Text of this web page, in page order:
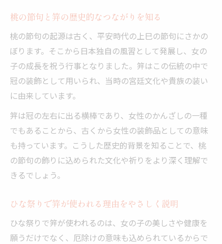
桃の節句と笄の歴史的なつながりを知る
桃の節句の起源は古く、平安時代の上巳の節句にさかの
ぼります。そこから日本独自の風習として発展し、女の
子の成長を祝う行事となりました。笄はこの伝統の中で
冠の装飾として用いられ、当時の宮廷文化や貴族の装い
に由来しています。
笄は冠の左右に出る横棒であり、女性のかんざしの一種
でもあることから、古くから女性の装飾品としての意味
も持っています。こうした歴史的背景を知ることで、桃
の節句の飾りに込められた文化や祈りをより深く理解で
きるでしょう。
ひな祭りで笄が使われる理由をやさしく説明
ひな祭りで笄が使われるのは、女の子の美しさや健康を
願うだけでなく、厄除けの意味も込められているからで